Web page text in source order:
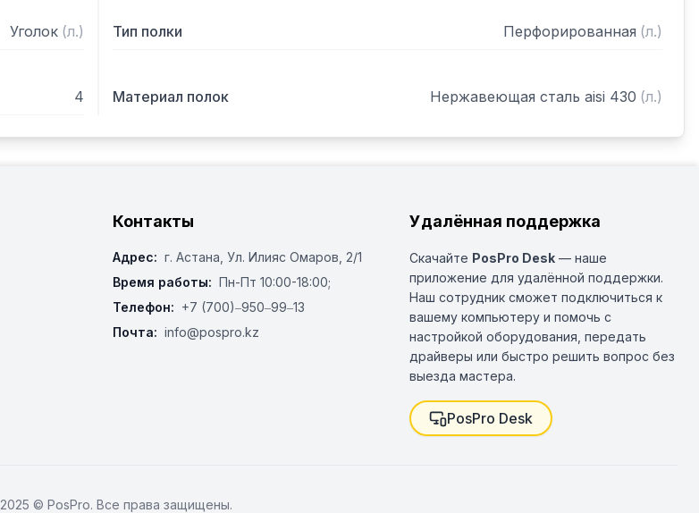
Уголок (л.) Тип полки Перфорированная (л.)
4 Материал полок Нержавеющая сталь aisi 430 (л.)
Контакты
Адрес: г. Астана, ​Ул. Илияс Омаров, 2/1
Время работы: Пн-Пт 10:00-18:00;
Телефон: +7 (700)‒950‒99‒13
Почта: info@pospro.kz
Удалённая поддержка
Скачайте PosPro Desk — наше
приложение для удалённой поддержки.
Наш сотрудник сможет подключиться к
вашему компьютеру и помочь с
настройкой оборудования, передать
драйверы или быстро решить вопрос без
выезда мастера.
PosPro Desk
2025 © PosPro. Все права защищены.